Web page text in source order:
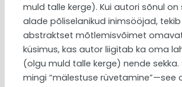
muld talle kerge). Kui autori sõnul on
alade põliselanikud inimsööjad,
abstraktset mõtlemisvõimet
küsimus, kas autor liigitab ka oma
(olgu muld talle kerge) nende sekka.
mingi “mälestuse rüvetamine”—see